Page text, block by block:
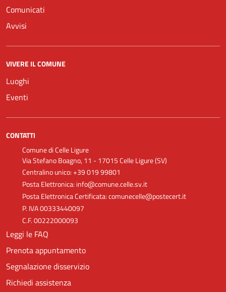
Comunicati
Avvisi
VIVERE IL COMUNE
Luoghi
Eventi
CONTATTI
Comune di Celle Ligure
Via Stefano Boagno, 11 - 17015 Celle Ligure (SV)
Centralino unico: +39 019 99801
Posta Elettronica: info@comune.celle.sv.it
Posta Elettronica Certificata: comunecelle@postecert.it
P. IVA 00333440097
C.F. 00222000093
Leggi le FAQ
Prenota appuntamento
Segnalazione disservizio
Richiedi assistenza